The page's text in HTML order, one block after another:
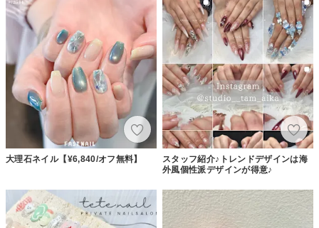
大理石ネイル【¥6,840/オフ無料】
スタッフ紹介♪トレンドデザインは海
外風個性派デザインが得意♪